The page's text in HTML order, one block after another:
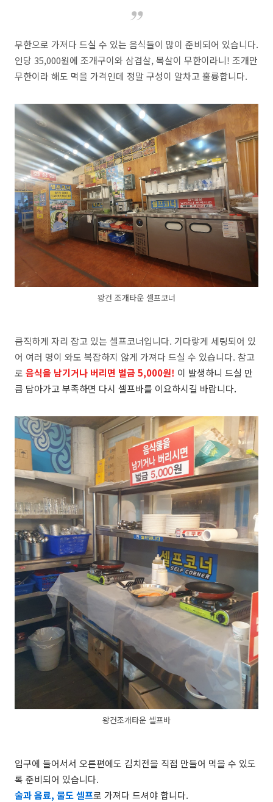
무한으로 가져다 드실 수 있는 음식들이 많이 준비되어 있습니다.
인당 35,000원에 조개구이와 삼겹살, 목살이 무한이라니! 조개만
무한이라 해도 먹을 가격인데 정말 구성이 알차고 훌륭합니다.
왕건 조개타운 셀프코너
큼직하게 자리 잡고 있는 셀프코너입니다. 기다랗게 세팅되어 있
어 여러 명이 와도 복잡하지 않게 가져다 드실 수 있습니다. 참고
로 음식을 남기거나 버리면 벌금 5,000원! 이 발생하니 드실 만
큼 담아가고 부족하면 다시 셀프바를 이요하시길 바랍니다.
왕건조개타운 셀프바
입구에 들어서서 오른편에도 김치전을 직접 만들어 먹을 수 있도
록 준비되어 있습니다.
술과 음료, 물도 셀프로 가져다 드셔야 합니다.